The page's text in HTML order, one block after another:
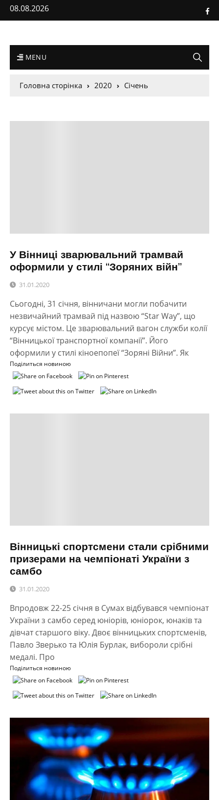
08.08.2026
MENU
Головна сторінка 2020 Січень
У Вінниці зварювальний трамвай
оформили у стилі “Зоряних війн”
31.01.2020
Сьогодні, 31 січня, вінничани могли побачити
незвичайний трамвай під назвою “Star Way”, що
курсує містом. Це зварювальний вагон служби колії
“Вінницької транспортної компанії”. Його
оформили у стилі кіноепопеї “Зоряні Війни”. Як
Поділиться новиною
Вінницькі спортсмени стали срібними
призерами на чемпіонаті України з
самбо
31.01.2020
Впродовж 22-25 січня в Сумах відбувався чемпіонат
України з самбо серед юніорів, юніорок, юнаків та
дівчат старшого віку. Двоє вінницьких спортсменів,
Павло Зверько та Юлія Бурлак, вибороли срібні
медалі. Про
Поділиться новиною